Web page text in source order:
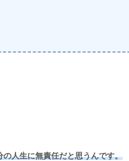
人生に無責任だと思うんです。